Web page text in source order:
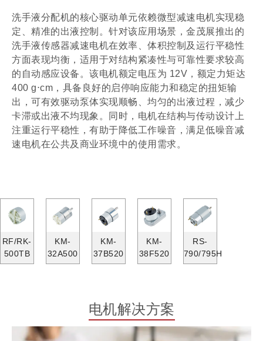
洗手液分配机的核心驱动单元依赖微型减速电机实现稳
定、精准的出液控制。针对该应用场景，金茂展推出的
洗手液传感器减速电机在效率、体积控制及运行平稳性
方面表现均衡，适用于对结构紧凑性与可靠性要求较高
的自动感应设备。该电机额定电压为 12V，额定力矩达
400 g⋅cm，具备良好的启停响应能力和稳定的扭矩输
出，可有效驱动泵体实现顺畅、均匀的出液过程，减少
卡滞或出液不均现象。同时，电机在结构与传动设计上
注重运行平稳性，有助于降低工作噪音，满足低噪音减
速电机在公共及商业环境中的使用需求。
RF/RK-
500TB
KM-
32A500
KM-
37B520
KM-
38F520
RS-
790/795H
电机解决方案